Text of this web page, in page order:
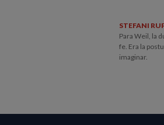
STEFANI
Para Weil, la
fe. Era la
imaginar.